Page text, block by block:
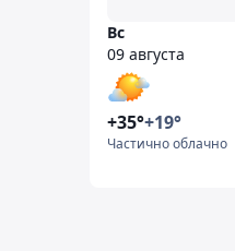
Вс
09 августа
+35°+19°
Частично облачно